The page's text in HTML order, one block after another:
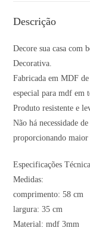
Descrição
Decore sua casa com
Decorativa.
Fabricada em MDF
especial para mdf em
Produto resistente e
Não há necessidade
proporcionando
Especificações
Medidas:
comprimento: 58 cm
largura: 35 cm
Material: mdf 3mm